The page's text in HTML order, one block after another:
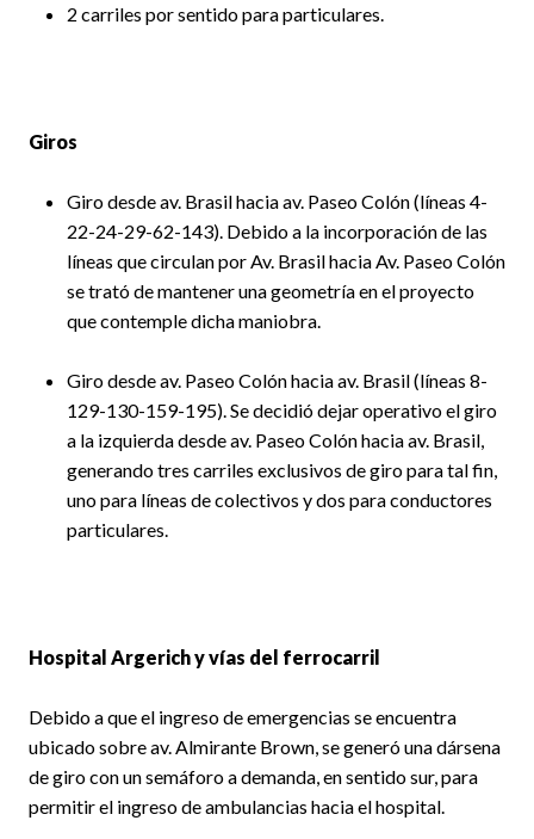
2 carriles por sentido para particulares.
Giros
Giro desde av. Brasil hacia av. Paseo Colón (líneas 4-
22-24-29-62-143). Debido a la incorporación de las
líneas que circulan por Av. Brasil hacia Av. Paseo Colón
se trató de mantener una geometría en el proyecto
que contemple dicha maniobra.
Giro desde av. Paseo Colón hacia av. Brasil (líneas 8-
129-130-159-195). Se decidió dejar operativo el giro
a la izquierda desde av. Paseo Colón hacia av. Brasil,
generando tres carriles exclusivos de giro para tal fin,
uno para líneas de colectivos y dos para conductores
particulares.
Hospital Argerich y vías del ferrocarril
Debido a que el ingreso de emergencias se encuentra
ubicado sobre av. Almirante Brown, se generó una dársena
de giro con un semáforo a demanda, en sentido sur, para
permitir el ingreso de ambulancias hacia el hospital.